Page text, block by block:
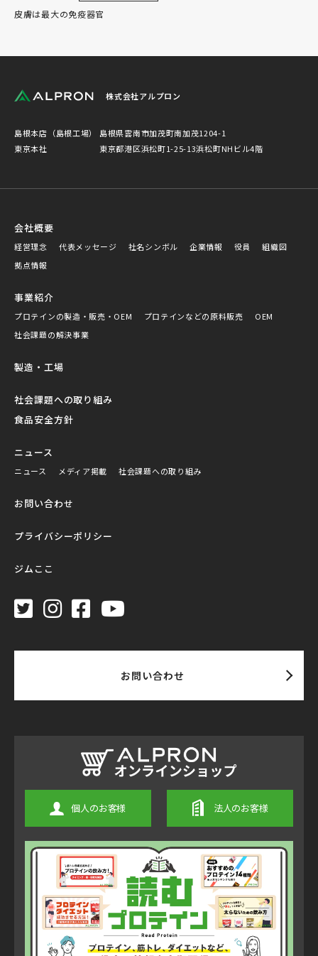
皮膚は最大の免疫器官
株式会社アルプロン
島根本店（島根工場）
島根県雲南市加茂町南加茂1204-1
東京本社
東京都港区浜松町1-25-13浜松町NHビル4階
会社概要
経営理念 代表メッセージ 社名シンボル 企業情報 役員
組織図
拠点情報
事業紹介
プロテインの製造・販売・OEM プロテインなどの原料販売
OEM
社会課題の解決事業
製造・工場
社会課題への取り組み
食品安全方針
ニュース
ニュース メディア掲載 社会課題への取り組み
お問い合わせ
プライバシーポリシー
ジムここ
お問い合わせ
個人のお客様 法人のお客様